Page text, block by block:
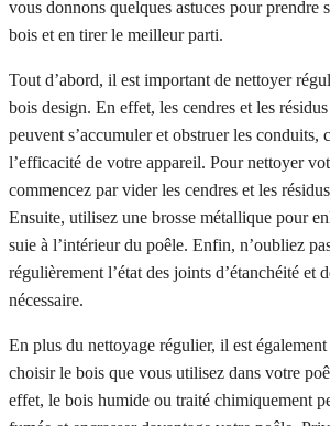
vous donnons quelques astuces pour prendre
bois et en tirer le meilleur parti.
Tout d’abord, il est important de nettoyer
bois design. En effet, les cendres et les
peuvent s’accumuler et obstruer les conduits,
l’efficacité de votre appareil. Pour nettoyer
commencez par vider les cendres et les
Ensuite, utilisez une brosse métallique pour
suie à l’intérieur du poêle. Enfin, n’oubliez
régulièrement l’état des joints d’étanchéité et
nécessaire.
En plus du nettoyage régulier, il est
choisir le bois que vous utilisez dans votre
effet, le bois humide ou traité chimiquement